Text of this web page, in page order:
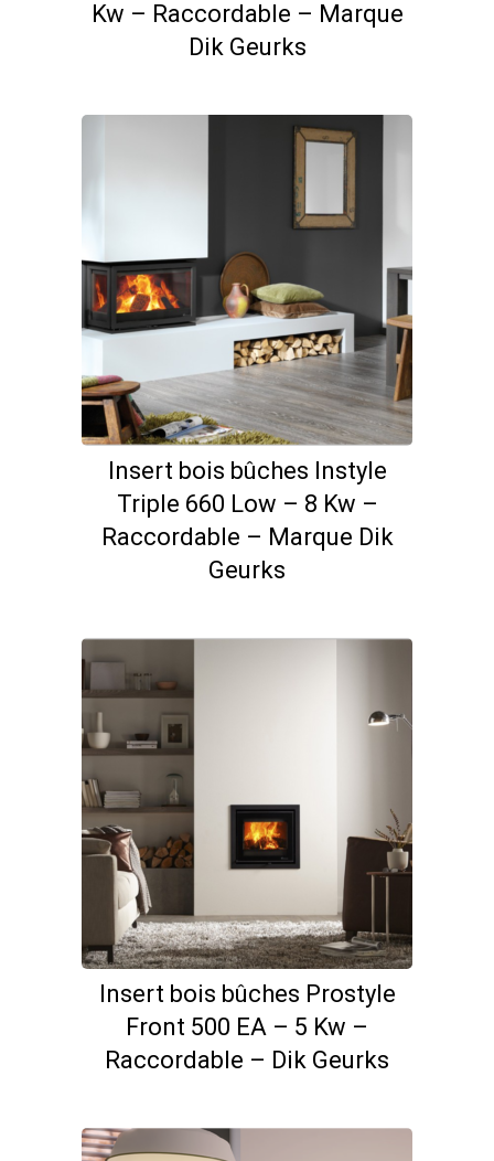
Kw – Raccordable – Marque
Dik Geurks
Insert bois bûches Instyle
Triple 660 Low – 8 Kw –
Raccordable – Marque Dik
Geurks
Insert bois bûches Prostyle
Front 500 EA – 5 Kw –
Raccordable – Dik Geurks